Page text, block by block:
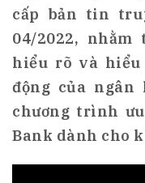
cấp bản tin
04/2022,
hiểu rõ và hiểu
động của
chương trình
Bank dành cho